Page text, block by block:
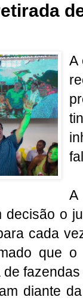
A
decisão o
cada
que
diante